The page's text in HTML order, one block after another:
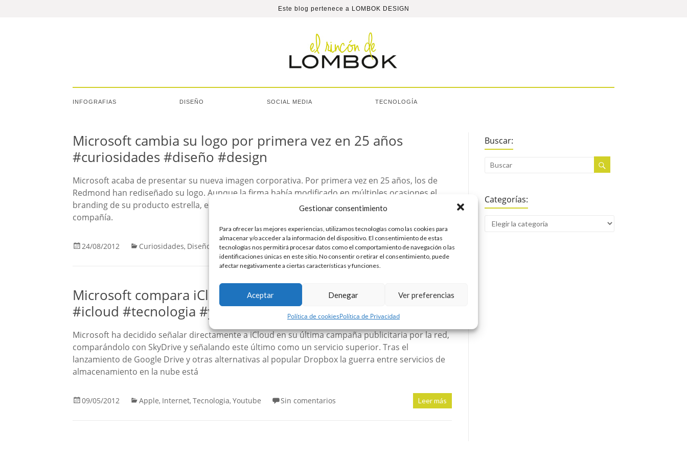
Gestionar consentimiento
Para ofrecer las mejores experiencias, utilizamos tecnologías como las cookies para
almacenar y/o acceder a la información del dispositivo. El consentimiento de estas
tecnologías nos permitirá procesar datos como el comportamiento de navegación o las
identificaciones únicas en este sitio. No consentir o retirar el consentimiento, puede
afectar negativamente a ciertas características y funciones.
Aceptar Denegar Ver preferencias
Política de cookiesPolítica de Privacidad
Este blog pertenece a LOMBOK DESIGN
INFOGRAFIAS DISEÑO SOCIAL MEDIA TECNOLOGÍA
Microsoft cambia su logo por primera vez en 25 años
#curiosidades #diseño #design
Microsoft acaba de presentar su nueva imagen corporativa. Por primera vez en 25 años, los de
Redmond han rediseñado su logo. Aunque la firma había modificado en múltiples ocasiones el
branding de su producto estrella, el sistema operativo Windows, no lo había hecho con el de la
compañía.
24/08/2012 Curiosidades, Diseño Sin comentarios Leer más
Microsoft compara iCloud con SkyDrive #microsoft #apple
#icloud #tecnologia #youtube
Microsoft ha decidido señalar directamente a iCloud en su última campaña publicitaria por la red,
comparándolo con SkyDrive y señalando este último como un servicio superior. Tras el
lanzamiento de Google Drive y otras alternativas al popular Dropbox la guerra entre servicios de
almacenamiento en la nube está
09/05/2012 Apple, Internet, Tecnologia, Youtube Sin comentarios Leer más
Buscar:
Categorías: